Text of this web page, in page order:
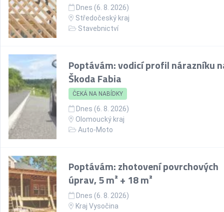
Dnes (6. 8. 2026)
Středočeský kraj
Stavebnictví
Poptávám: vodicí profil nárazníku
Škoda Fabia
ČEKÁ NA NABÍDKY
Dnes (6. 8. 2026)
Olomoucký kraj
Auto-Moto
Poptávám: zhotovení povrchových
úprav, 5 m² + 18 m²
Dnes (6. 8. 2026)
Kraj Vysočina